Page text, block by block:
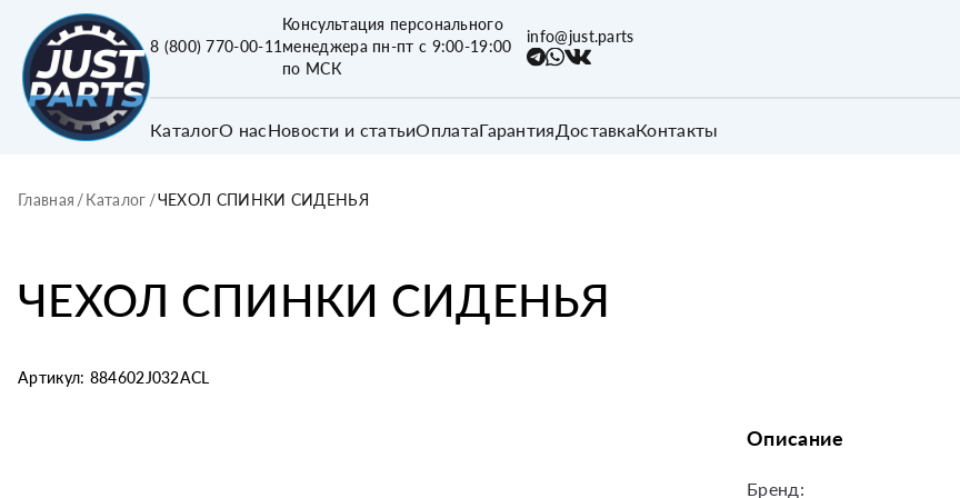
8 (800) 770-00-11
Консультация персонального
менеджера пн-пт с 9:00-19:00
по МСК
info@just.parts
КаталогО насНовости и статьиОплатаГарантия ДоставкаКонтакты
Главная /Каталог /ЧЕХОЛ СПИНКИ СИДЕНЬЯ
ЧЕХОЛ СПИНКИ СИДЕНЬЯ
Артикул: 884602J032ACL
Описание
Бренд: